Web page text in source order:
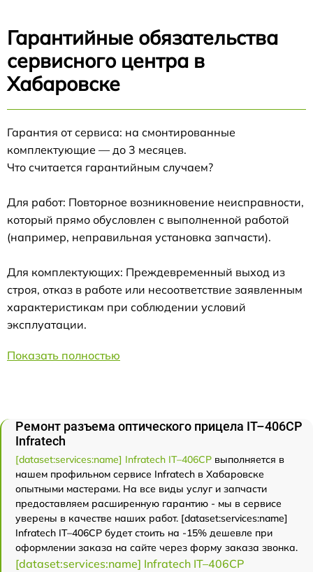
Гарантийные обязательства
сервисного центра в
Хабаровске
Гарантия от сервиса: на смонтированные
комплектующие — до 3 месяцев.
Что считается гарантийным случаем?
Для работ: Повторное возникновение неисправности,
который прямо обусловлен с выполненной работой
(например, неправильная установка запчасти).
Для комплектующих: Преждевременный выход из
строя, отказ в работе или несоответствие заявленным
характеристикам при соблюдении условий
эксплуатации.
Показать полностью
Ремонт разъема оптического прицела IT–406СP
Infratech
[dataset:services:name] Infratech IT–406СP выполняется в
нашем профильном сервисе Infratech в Хабаровске
опытными мастерами. На все виды услуг и запчасти
предоставляем расширенную гарантию - мы в сервисе
уверены в качестве наших работ. [dataset:services:name]
Infratech IT–406СP будет стоить на -15% дешевле при
оформлении заказа на сайте через форму заказа звонка.
[dataset:services:name] Infratech IT–406СP